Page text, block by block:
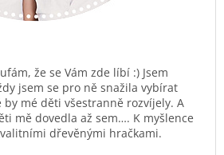
že se Vám zde líbí :) Jsem
jsem se pro ně snažila vybírat
mé děti všestranně rozvíjely. A
mě dovedla až sem…. K myšlence
dřevěnými hračkami.